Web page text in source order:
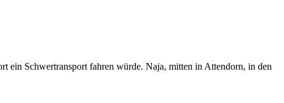
ein Schwertransport fahren würde. Naja, mitten in Attendorn, in den